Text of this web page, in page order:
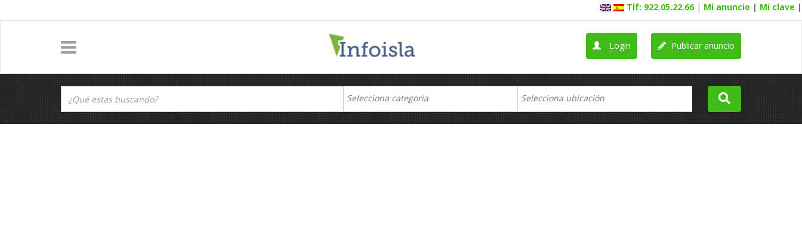
Tlf: 922.05.22.66 | Mi anuncio | Mi clave |
Publicar anuncio
Login